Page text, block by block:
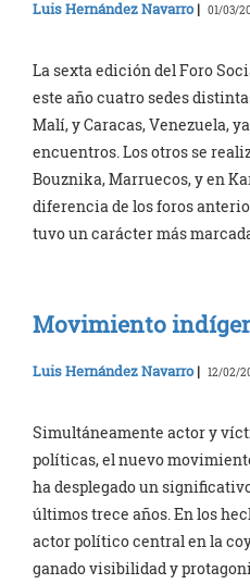
Luis Hernández Navarro| 01/03/
La sexta edición del Foro
este año cuatro sedes
Malí, y Caracas, Venezuela,
encuentros. Los otros se
Bouznika, Marruecos, y en
diferencia de los foros
tuvo un carácter más
Movimiento
Luis Hernández Navarro| 12/02/
Simultáneamente actor y
políticas, el nuevo
ha desplegado un
últimos trece años. En los
actor político central en la
ganado visibilidad y